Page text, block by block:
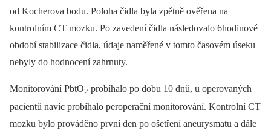
od Kocherova bodu. Poloha čidla byla zpětně ověřena na
kontrolním CT mozku. Po zavedení čidla následovalo 6hodinové
období stabilizace čidla, údaje naměřené v tomto časovém úseku
nebyly do hodnocení zahrnuty.
Monitorování PbtO2 probíhalo po dobu 10 dnů, u operovaných
pacientů navíc probíhalo peroperační monitorování. Kontrolní CT
mozku bylo prováděno první den po ošetření aneurysmatu a dále